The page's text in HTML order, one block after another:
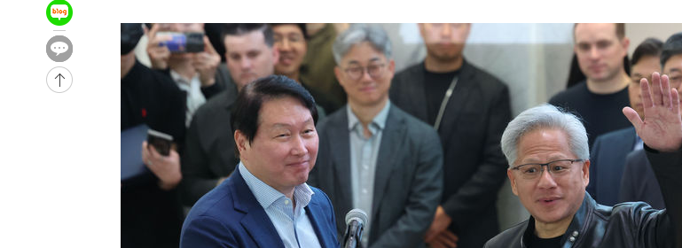
-25910초 전 >
-25306초 전 >
'낮 최고 39도' 불볕더위…한밤 열대야도 계속[내일날씨]
-25265초 전 >
[속보]7~9일 프로야구 3연전도 폭염 취소…11일 재개
-24927초 전 >
"韓 외환시장 개입 관측 배경엔 美의 대한국 무역적자 있어"
'월드컵 탈락 후폭풍' 축구협회…초유의 압수수색에 '충격·당황'
서울 낮 37.9도, 올여름 최고치 경신…영등포 순간 '40도'
[속보]종합특검, 대검 추가 압수수색…내란 중요임무종사 혐의
[속보]코스닥, 800p 회복…0.26% 오른 801.67 마감
[속보]코스피, 301.88포인트(4.58%) 내린 6296.38 마감
[속보]원·달러 환율, 0.7원 내린 1423.8원 마감